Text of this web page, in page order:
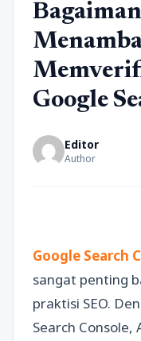
Google
Editor
Author
Google Search
sangat penting
praktisi SEO.
Search